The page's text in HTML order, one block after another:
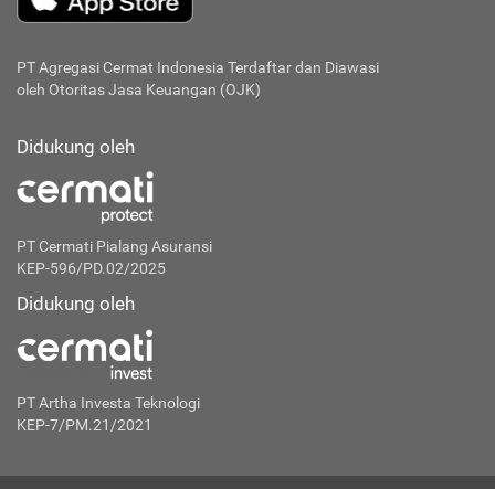
PT Agregasi Cermat Indonesia Terdaftar dan Diawasi
oleh Otoritas Jasa Keuangan (OJK)
Didukung oleh
PT Cermati Pialang Asuransi
KEP-596/PD.02/2025
Didukung oleh
PT Artha Investa Teknologi
KEP-7/PM.21/2021